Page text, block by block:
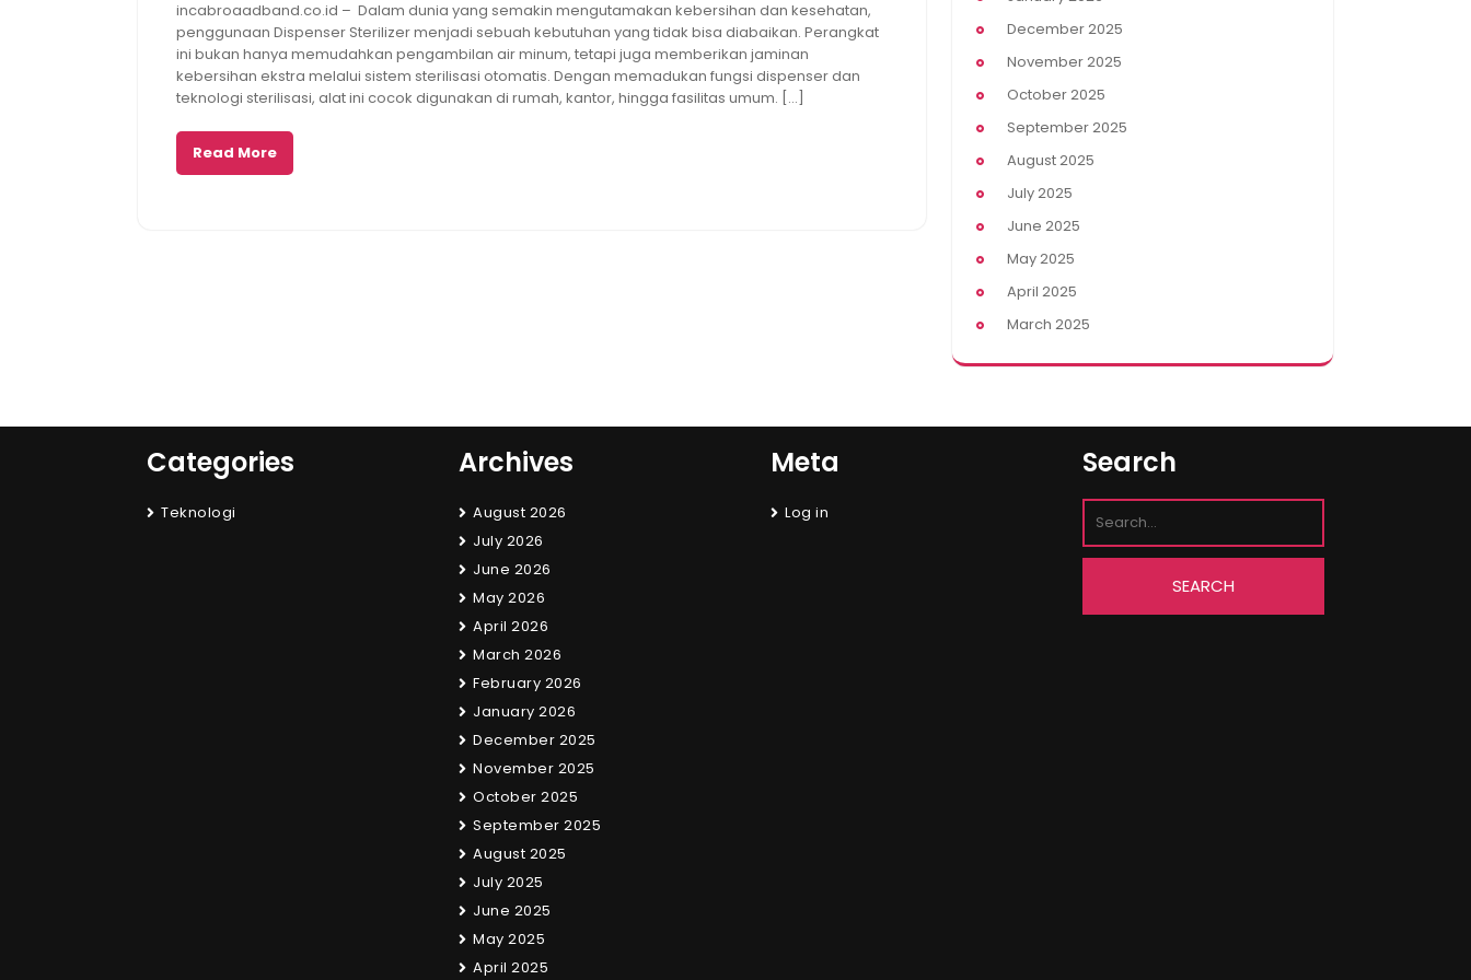
2025
incabroaadband.co.id – Dalam dunia yang semakin mengutamakan kebersihan dan kesehatan,
penggunaan Dispenser Sterilizer menjadi sebuah kebutuhan yang tidak bisa diabaikan. Perangkat
ini bukan hanya memudahkan pengambilan air minum, tetapi juga memberikan jaminan
kebersihan ekstra melalui sistem sterilisasi otomatis. Dengan memadukan fungsi dispenser dan
teknologi sterilisasi, alat ini cocok digunakan di rumah, kantor, hingga fasilitas umum. […]
Read More
December 2025
November 2025
October 2025
September 2025
August 2025
July 2025
June 2025
May 2025
April 2025
March 2025
Categories
Teknologi
Archives
August 2026
July 2026
June 2026
May 2026
April 2026
March 2026
February 2026
January 2026
December 2025
November 2025
October 2025
September 2025
August 2025
July 2025
June 2025
May 2025
April 2025
Meta
Log in
Search